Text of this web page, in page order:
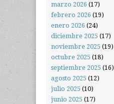
marzo 2026 (17)
febrero 2026 (19)
enero 2026 (24)
diciembre 2025 (17)
noviembre 2025 (19)
octubre 2025 (18)
septiembre 2025 (16)
agosto 2025 (12)
julio 2025 (10)
junio 2025 (17)